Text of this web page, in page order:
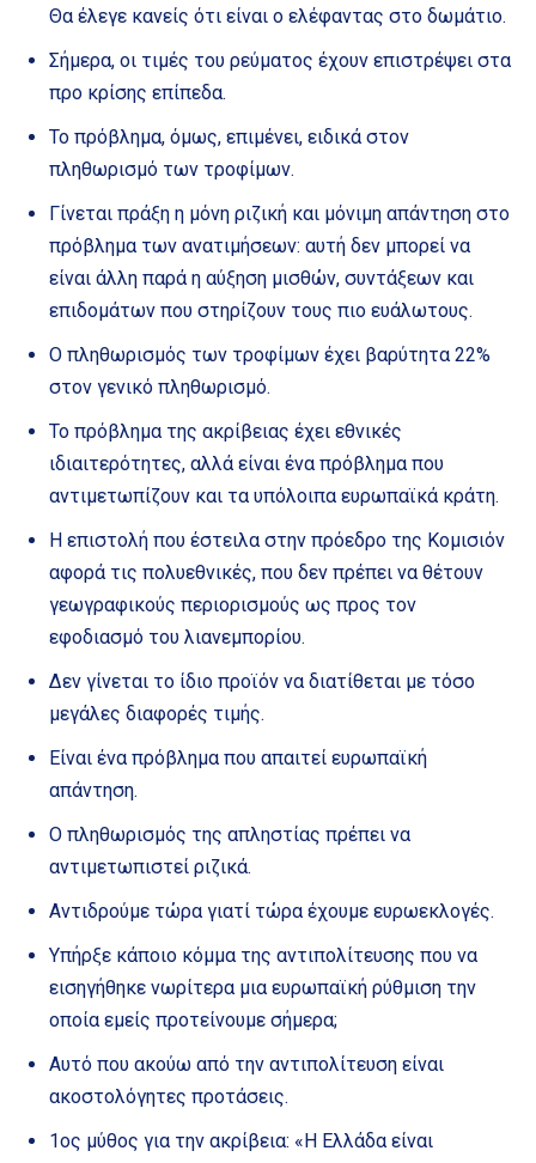
Θα έλεγε κανείς ότι είναι ο ελέφαντας στο δωμάτιο.
Σήμερα, οι τιμές του ρεύματος έχουν επιστρέψει στα
προ κρίσης επίπεδα.
Το πρόβλημα, όμως, επιμένει, ειδικά στον
πληθωρισμό των τροφίμων.
Γίνεται πράξη η μόνη ριζική και μόνιμη απάντηση στο
πρόβλημα των ανατιμήσεων: αυτή δεν μπορεί να
είναι άλλη παρά η αύξηση μισθών, συντάξεων και
επιδομάτων που στηρίζουν τους πιο ευάλωτους.
Ο πληθωρισμός των τροφίμων έχει βαρύτητα 22%
στον γενικό πληθωρισμό.
Το πρόβλημα της ακρίβειας έχει εθνικές
ιδιαιτερότητες, αλλά είναι ένα πρόβλημα που
αντιμετωπίζουν και τα υπόλοιπα ευρωπαϊκά κράτη.
Η επιστολή που έστειλα στην πρόεδρο της Κομισιόν
αφορά τις πολυεθνικές, που δεν πρέπει να θέτουν
γεωγραφικούς περιορισμούς ως προς τον
εφοδιασμό του λιανεμπορίου.
Δεν γίνεται το ίδιο προϊόν να διατίθεται με τόσο
μεγάλες διαφορές τιμής.
Είναι ένα πρόβλημα που απαιτεί ευρωπαϊκή
απάντηση.
Ο πληθωρισμός της απληστίας πρέπει να
αντιμετωπιστεί ριζικά.
Αντιδρούμε τώρα γιατί τώρα έχουμε ευρωεκλογές.
Υπήρξε κάποιο κόμμα της αντιπολίτευσης που να
εισηγήθηκε νωρίτερα μια ευρωπαϊκή ρύθμιση την
οποία εμείς προτείνουμε σήμερα;
Αυτό που ακούω από την αντιπολίτευση είναι
ακοστολόγητες προτάσεις.
1ος μύθος για την ακρίβεια: «Η Ελλάδα είναι